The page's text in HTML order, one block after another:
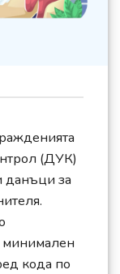
(ДУК)
данъци за
минимален
кода по